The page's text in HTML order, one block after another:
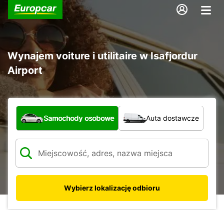
Wynajem voiture i utilitaire w Isafjordur
Airport
Jaki typ pojazdu?
Samochody osobowe Auta dostawcze
Wybierz lokalizację odbioru